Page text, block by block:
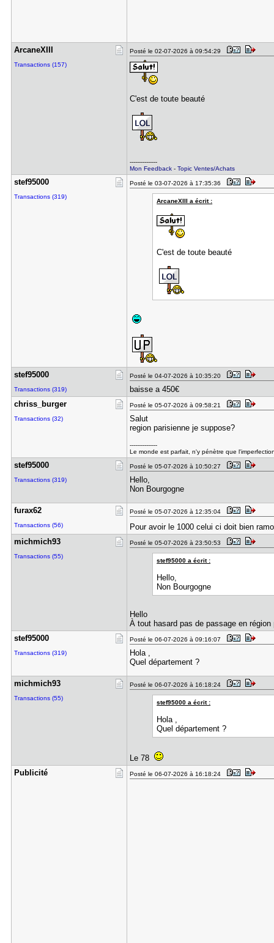
ArcaneXIII
Transactions (157)
Posté le 02-07-2026 à 09:54:29
C'est de toute beauté
---------------
Mon Feedback- Topic Ventes/Achats
stef95000
Transactions (319)
Posté le 03-07-2026 à 17:35:36
ArcaneXIII a écrit :
C'est de toute beauté
stef95000
Transactions (319)
Posté le 04-07-2026 à 10:35:20
baisse a 450€
chriss_bur​ger
Transactions (32)
Posté le 05-07-2026 à 09:58:21
Salut
region parisienne je suppose?
---------------
Le monde est parfait, n'y pénètre que
stef95000
Transactions (319)
Posté le 05-07-2026 à 10:50:27
Hello,
Non Bourgogne
furax62
Transactions (56)
Posté le 05-07-2026 à 12:35:04
Pour avoir le 1000 celui ci doit bien
michmich93
Transactions (55)
Posté le 05-07-2026 à 23:50:53
stef95000 a écrit :
Hello,
Non Bourgogne
Hello
À tout hasard pas de passage en région
stef95000
Transactions (319)
Posté le 06-07-2026 à 09:16:07
Hola ,
Quel département ?
michmich93
Transactions (55)
Posté le 06-07-2026 à 16:18:24
stef95000 a écrit :
Hola ,
Quel département ?
Le 78
Publicité
Posté le 06-07-2026 à 16:18:24